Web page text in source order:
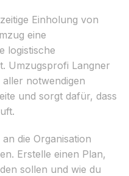
Einholung von
eine
logistische
Umzugsprofi Langner
notwendigen
und sorgt dafür, dass
die Organisation
Erstelle einen Plan,
sollen und wie du